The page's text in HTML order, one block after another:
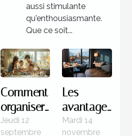
aussi stimulante
qu'enthousiasmante.
Que ce soit...
Comment
organiser
une
Jeudi 12
septembre
Les
avantages
de
Mardi 14
novembre